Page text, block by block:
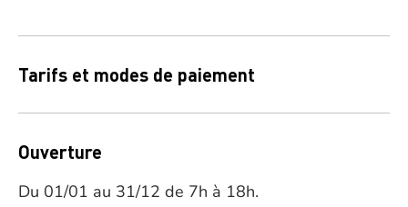
Tarifs et modes de paiement
Ouverture
Du 01/01 au 31/12 de 7h à 18h.